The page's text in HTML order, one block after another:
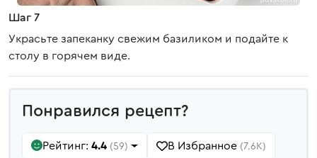
Шаг 7
Украсьте запеканку свежим базиликом и подайте к
столу в горячем виде.
Понравился рецепт?
Рейтинг: 4.4 (59) В Избранное (7.6K)